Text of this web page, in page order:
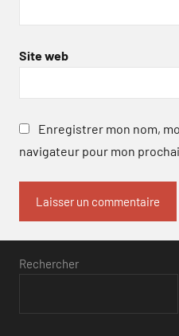
Site web
Enregistrer mon nom,
navigateur pour mon
Rechercher